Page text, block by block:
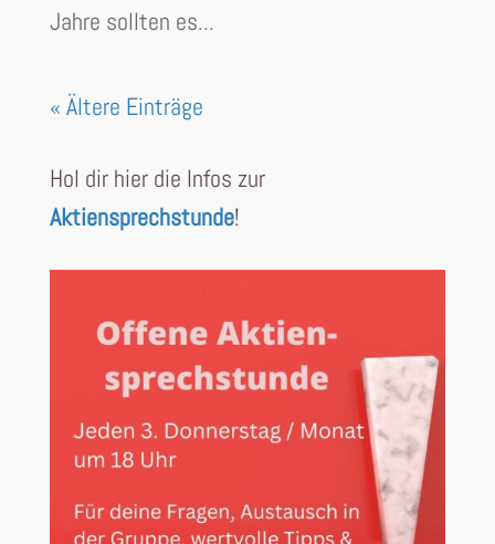
Jahre sollten es...
« Ältere Einträge
Hol dir hier die Infos zur
Aktiensprechstunde!